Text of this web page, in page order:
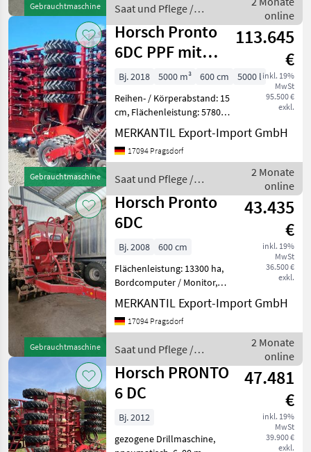
Gebrauchtmaschine
Duodrill 300
Saat und Pflege /
Horsch
online
Gebrauchtmaschine
Horsch Pronto
6DC PPF mit
DuoDrill
113.645
€
inkl. 19%
MwSt
95.500 €
exkl.
Bj. 2018 5000 m³ 600 cm
5000 l
Reihen- / Körperabstand: 15
cm, Flächenleistung: 5780
ha,
Beleuchtung/Warntafeln,
Hydraulische Klappung,
Vorlaufmarkierer, ISOBUS,
Get
MERKANTIL Export-Import GmbH
17094 Pragsdorf
Saat und Pflege /
Horsch
2 Monate
online
Gebrauchtmaschine
Horsch Pronto
6DC
43.435
€
inkl. 19%
MwSt
36.500 €
exkl.
Bj. 2008
600 cm
Flächenleistung: 13300 ha,
Bordcomputer / Monitor,
Beleuchtung/Warntafeln,
Hydraulische Klappung,
Pneumatisch, Spuranreißer,
Getreideausrüstung, Zw
MERKANTIL Export-Import GmbH
17094 Pragsdorf
Saat und Pflege /
Horsch
2 Monate
online
Horsch PRONTO
6 DC
47.481
€
inkl. 19%
MwSt
39.900 €
exkl.
Bj. 2012
gezogene Drillmaschine,